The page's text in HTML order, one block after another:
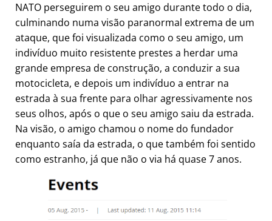
NATO perseguirem o seu amigo durante todo o dia,
culminando numa visão paranormal extrema de um
ataque, que foi visualizada como o seu amigo, um
indivíduo muito resistente prestes a herdar uma
grande empresa de construção, a conduzir a sua
motocicleta, e depois um indivíduo a entrar na
estrada à sua frente para olhar agressivamente nos
seus olhos, após o que o seu amigo saiu da estrada.
Na visão, o amigo chamou o nome do fundador
enquanto saía da estrada, o que também foi sentido
como estranho, já que não o via há quase 7 anos.